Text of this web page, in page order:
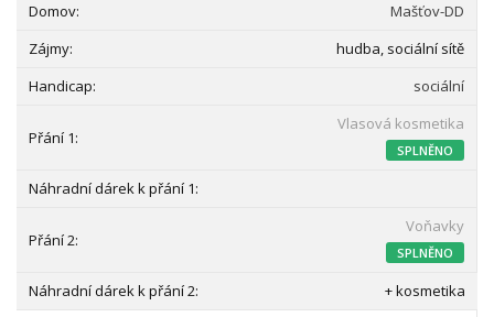
Mašťov-DD
hudba, sociální sítě
sociální
Vlasová kosmetika
SPLNĚNO
Voňavky
SPLNĚNO
+ kosmetika